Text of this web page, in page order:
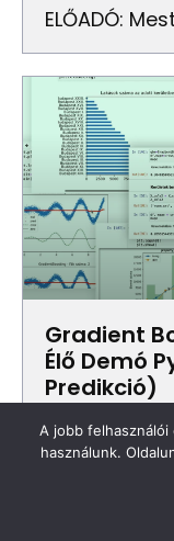
ELŐADÓ:
Gradient
Élő Demó
Predikció)
ELŐADÓ:
A jobb
használunk.